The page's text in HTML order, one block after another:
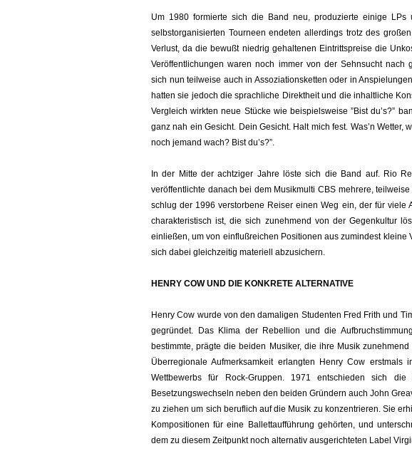
Um 1980 formierte sich die Band neu, produzierte einige
selbstorganisierten Tourneen endeten allerdings trotz des
Verlust, da die bewußt niedrig gehaltenen Eintrittspreise die
Veröffentlichungen waren noch immer von der Sehnsucht nach
sich nun teilweise auch in Assoziationsketten oder in
hatten sie jedoch die sprachliche Direktheit und die inhaltliche
Vergleich wirkten neue Stücke wie beispielsweise ”Bist du’s?”
ganz nah ein Gesicht. Dein Gesicht. Halt mich fest. Was’n Wetter,
noch jemand wach? Bist du’s?”.
In der Mitte der achtziger Jahre löste sich die Band auf. Rio
veröffentlichte danach bei dem Musikmulti CBS mehrere,
schlug der 1996 verstorbene Reiser einen Weg ein, der für viele
charakteristisch ist, die sich zunehmend von der Gegenkultur
einließen, um von einflußreichen Positionen aus zumindest kleine
sich dabei gleichzeitig materiell abzusichern.
HENRY COW UND DIE KONKRETE ALTERNATIVE
Henry Cow wurde von den damaligen Studenten Fred Frith und
gegründet. Das Klima der Rebellion und die
bestimmte, prägte die beiden Musiker, die ihre Musik
Überregionale Aufmerksamkeit erlangten Henry Cow erstmals
Wettbewerbs für Rock-Gruppen. 1971 entschieden sich
Besetzungswechseln neben den beiden Gründern auch John
zu ziehen um sich beruflich auf die Musik zu konzentrieren. Sie
Kompositionen für eine Ballettaufführung gehörten, und
dem zu diesem Zeitpunkt noch alternativ ausgerichteten Label